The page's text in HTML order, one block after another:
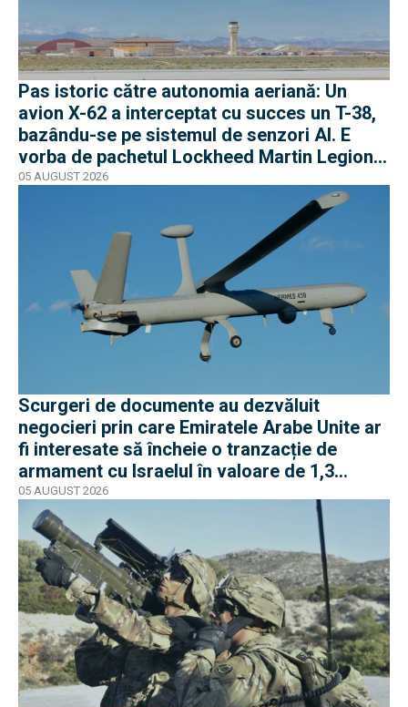
Pas istoric către autonomia aeriană: Un
avion X-62 a interceptat cu succes un T-38,
bazându-se pe sistemul de senzori AI. E
vorba de pachetul Lockheed Martin Legion
Pod
05 AUGUST 2026
Scurgeri de documente au dezvăluit
negocieri prin care Emiratele Arabe Unite ar
fi interesate să încheie o tranzacție de
armament cu Israelul în valoare de 1,3
miliarde de dolari
05 AUGUST 2026